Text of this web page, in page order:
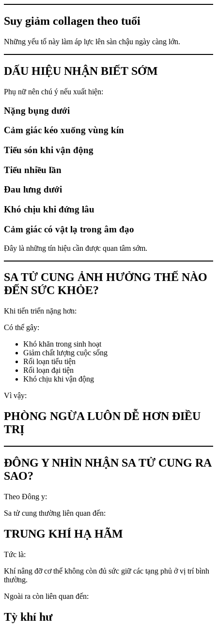
Suy giảm collagen theo tuổi
Những yếu tố này làm áp lực lên sàn chậu ngày càng lớn.
DẤU HIỆU NHẬN BIẾT SỚM
Phụ nữ nên chú ý nếu xuất hiện:
Nặng bụng dưới
Cảm giác kéo xuống vùng kín
Tiểu són khi vận động
Tiểu nhiều lần
Đau lưng dưới
Khó chịu khi đứng lâu
Cảm giác có vật lạ trong âm đạo
Đây là những tín hiệu cần được quan tâm sớm.
SA TỬ CUNG ẢNH HƯỞNG THẾ NÀO
ĐẾN SỨC KHỎE?
Khi tiến triển nặng hơn:
Có thể gây:
Khó khăn trong sinh hoạt
Giảm chất lượng cuộc sống
Rối loạn tiểu tiện
Rối loạn đại tiện
Khó chịu khi vận động
Vì vậy:
PHÒNG NGỪA LUÔN DỄ HƠN ĐIỀU
TRỊ
ĐÔNG Y NHÌN NHẬN SA TỬ CUNG RA
SAO?
Theo Đông y:
Sa tử cung thường liên quan đến:
TRUNG KHÍ HẠ HÃM
Tức là:
Khí nâng đỡ cơ thể không còn đủ sức giữ các tạng phủ ở vị trí bình
thường.
Ngoài ra còn liên quan đến:
Tỳ khí hư